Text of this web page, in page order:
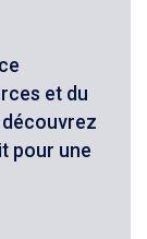
et du
pour une